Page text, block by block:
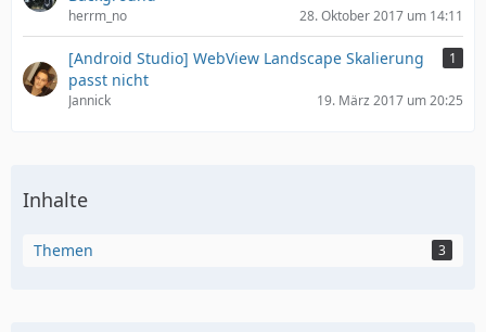
herrm_no 28. Oktober 2017 um 14:11
[Android Studio] WebView Landscape Skalierung
passt nicht
1
Jannick 19. März 2017 um 20:25
Inhalte
Themen 3